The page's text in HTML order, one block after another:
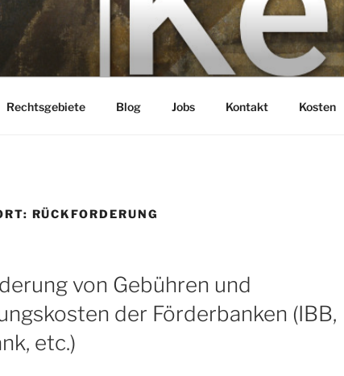
mbH
Rechtsgebiete Blog Jobs Kontakt Kosten
RÜCKFORDERUNG
von Gebühren und
der Förderbanken (IBB,
etc.)